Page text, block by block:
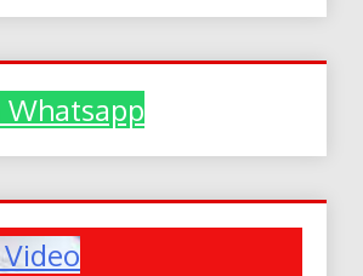
Whatsapp